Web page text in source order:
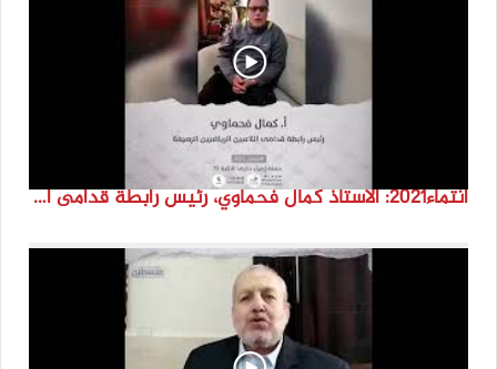
انتماء2021: الاستاذ كمال فحماوي، رئيس رابطة قدامى اللاعبين الرياضيين الرضيفة ، الاردن